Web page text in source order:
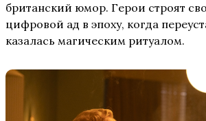
британский юмор. Герои строят
цифровой ад в эпоху, когда
казалась магическим ритуалом.